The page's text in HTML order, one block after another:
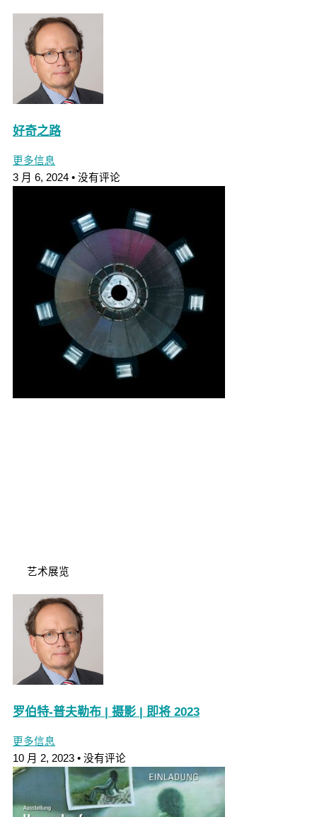
好奇之路
更多信息
3 月 6, 2024
没有评论
艺术展览
罗伯特-普夫勒布 | 摄影 | 即将 2023
更多信息
10 月 2, 2023
没有评论